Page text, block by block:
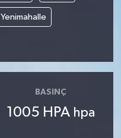
Yenimahalle
BASINÇ
1005 HPA hpa